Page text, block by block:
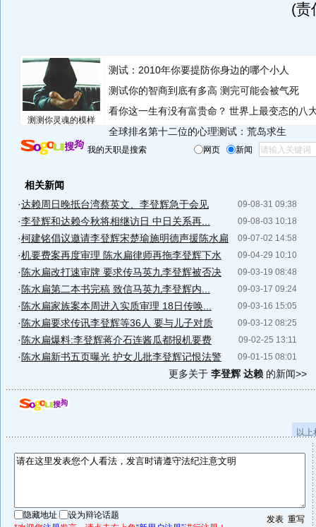
(责
测测你灵魂的模样
测试：2010年你要提防你身边的哪个小人
测试你的智商到底有多高 测完可能会被气死
看你这一生有没有富贵命？ 世界上最变态的八
全球排名第十二位的心理测试：荒岛求生
我的天职是搜索 网页 新闻
相关新闻
09-08-31 09:38
·达赖周日晚抵台湾蔡英文、李登辉急于会见
09-08-03 10:18
·李登辉和达赖今秋将相继访日 中日关系再...
09-07-02 14:58
·柯建铭倡议邀请李登辉宋楚瑜施明德声援陈水扁
09-04-29 10:10
·机要费案再度审理 陈水扁律师再拖李登辉下水
09-03-19 08:48
· 陈水扁改打速审牌 要求传马英九李登辉被否决
09-03-17 09:24
· 陈水扁第二本书完稿 致信马英九李登辉内...
09-03-16 15:05
· 陈水扁家族案本周进入实质审理 18日传唤...
09-03-12 08:25
· 陈水扁要求传讯李登辉等36人 要与儿子对质
09-02-25 13:11
· 陈水扁爆料:李登辉蒋介石连酱瓜都报机要费
09-01-15 08:01
· 陈水扁新书五页曝光 护女儿批李登辉记恨法警
更多关于 李登辉 达赖 的新闻>>
以
隐藏地址
设为辩论话题